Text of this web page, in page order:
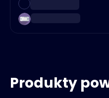
Produkty